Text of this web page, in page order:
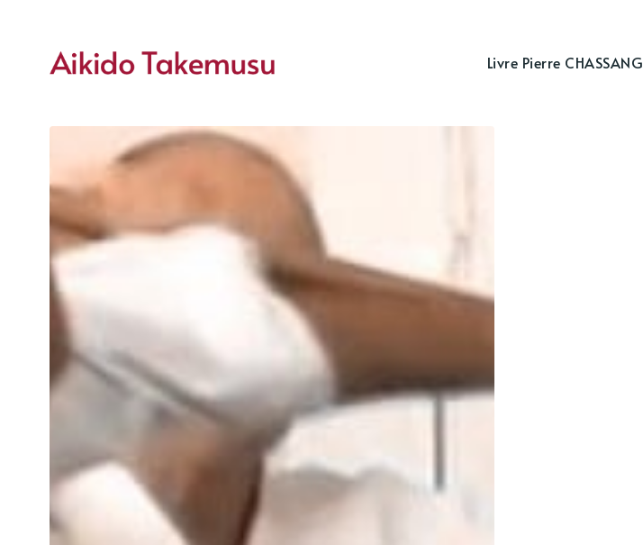
Livre Pierre CHASSANG